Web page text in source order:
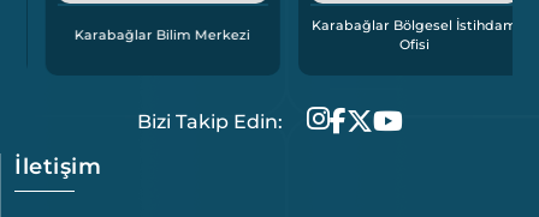
Karabağlar Bilim Merkezi
Karabağlar Bölgesel İstihdam
Ofisi
Bizi Takip Edin:
İletişim